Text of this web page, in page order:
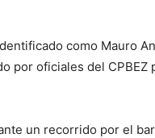
como Mauro
por oficiales del CPBEZ
un recorrido por el